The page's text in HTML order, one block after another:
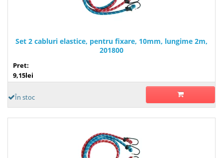
Set 2 cabluri elastice, pentru fixare, 10mm, lungime 2m,
201800
Pret:
9,15lei
În stoc